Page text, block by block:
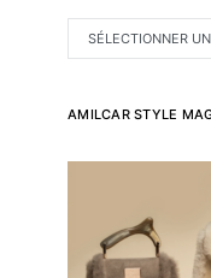
CATÉGORIES
AMILCAR STYLE